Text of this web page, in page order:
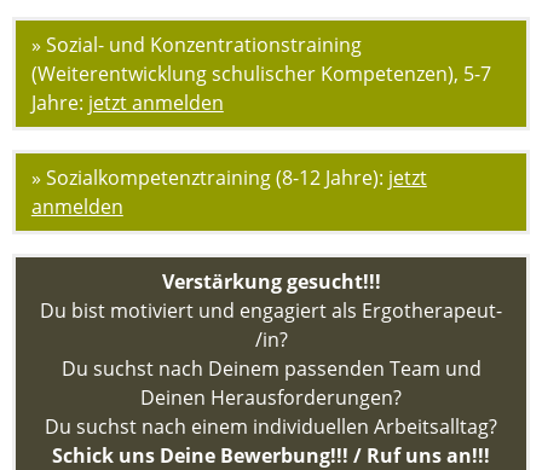
Leistungen
Patienteninformation
Therapieschwerpunkte
Pädiatrie
Neurologie
Geriatrie
Chirurgie
/
Orthopädie
Psychiatrie
&
Praxis/Team
Hausbesuche
Kontakt
» Sozial- und Konzentrationstraining
(Weiterentwicklung schulischer Kompetenzen), 5-7
Jahre: jetzt anmelden
» Sozialkompetenztraining (8-12 Jahre): jetzt
anmelden
Verstärkung gesucht!!!
Du bist motiviert und engagiert als Ergotherapeut-
/in?
Du suchst nach Deinem passenden Team und
Deinen Herausforderungen?
Du suchst nach einem individuellen Arbeitsalltag?
Schick uns Deine Bewerbung!!! / Ruf uns an!!!